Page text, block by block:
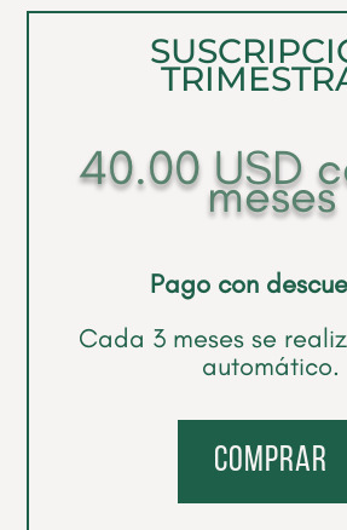
40.00 USD
meses
Pago con
Cada 3 meses se
automático.
comprar